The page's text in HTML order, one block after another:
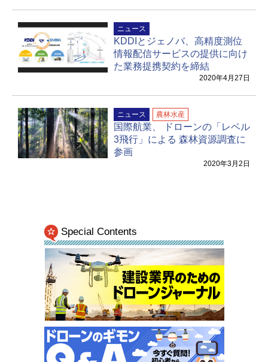
ニュース
KDDIとジェノバ、高精度測位
情報配信サービスの提供に向け
た業務提携契約を締結
2020年4月27日
ニュース 農林水産
国際航業、 ドローンの「レベル
3飛行」による 森林資源調査に
参画
2020年3月2日
Special Contents